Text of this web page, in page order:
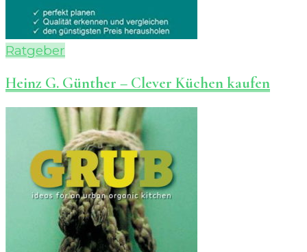
Ratgeber
Heinz G. Günther – Clever Küchen kaufen